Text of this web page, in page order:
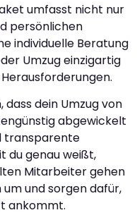
umfasst nicht nur
persönlichen
individuelle Beratung
Umzug einzigartig
dass dein Umzug von
abgewickelt
transparente
du genau weißt,
Mitarbeiter gehen
und sorgen dafür,
ankommt.